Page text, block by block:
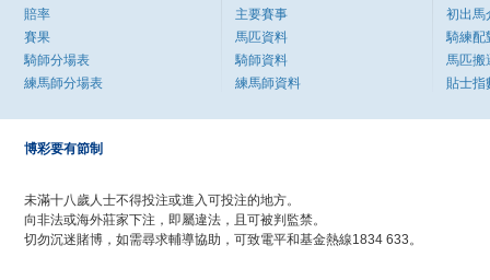
賠率
賽果
騎師分場表
練馬師分場表
主要賽事
馬匹資料
騎師資料
練馬師資料
初出馬
騎練配
馬匹搬
貼士指
博彩要有節制
未滿十八歲人士不得投注或進入可投注的地方。
向非法或海外莊家下注，即屬違法，且可被判監禁。
切勿沉迷賭博，如需尋求輔導協助，可致電平和基金熱線1834 633。